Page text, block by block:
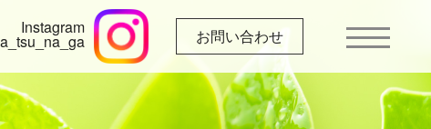
Instagram お問い合わせ